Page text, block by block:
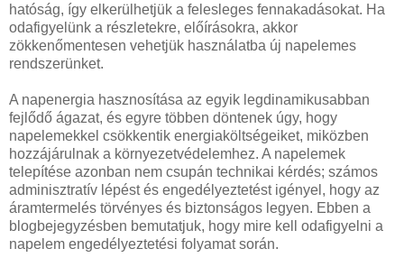
hatóság, így elkerülhetjük a felesleges fennakadásokat. Ha
odafigyelünk a részletekre, előírásokra, akkor
zökkenőmentesen vehetjük használatba új napelemes
rendszerünket.
A napenergia hasznosítása az egyik legdinamikusabban
fejlődő ágazat, és egyre többen döntenek úgy, hogy
napelemekkel csökkentik energiaköltségeiket, miközben
hozzájárulnak a környezetvédelemhez. A napelemek
telepítése azonban nem csupán technikai kérdés; számos
adminisztratív lépést és engedélyeztetést igényel, hogy az
áramtermelés törvényes és biztonságos legyen. Ebben a
blogbejegyzésben bemutatjuk, hogy mire kell odafigyelni a
napelem engedélyeztetési folyamat során.